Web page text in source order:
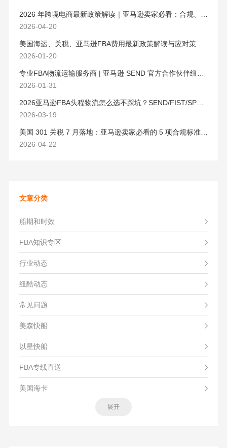
2026 年跨境电商最新政策解读｜亚马逊卖家必看：合规、成本与物流新机遇
2026-04-20
美国海运、关税、亚马逊FBA费用最新政策解读与应对策略（2026版）
2026-01-20
专业FBA物流运输服务商 | 亚马逊 SEND 官方合作伙伴纽酷国际物流
2026-01-31
2026亚马逊FBA头程物流怎么选不踩坑？SEND/FIST/SPN官方认证物流商，只有这家敢承诺“准达率第一”
2026-03-19
美国 301 关税 7 月落地：亚马逊卖家必看的 5 项合规标准与稳交付方案
2026-04-22
文章分类
船期和时效
FBA知识专区
行业动态
纽酷动态
常见问题
美森快船
以星快船
FBA专线直送
美国海卡
展开